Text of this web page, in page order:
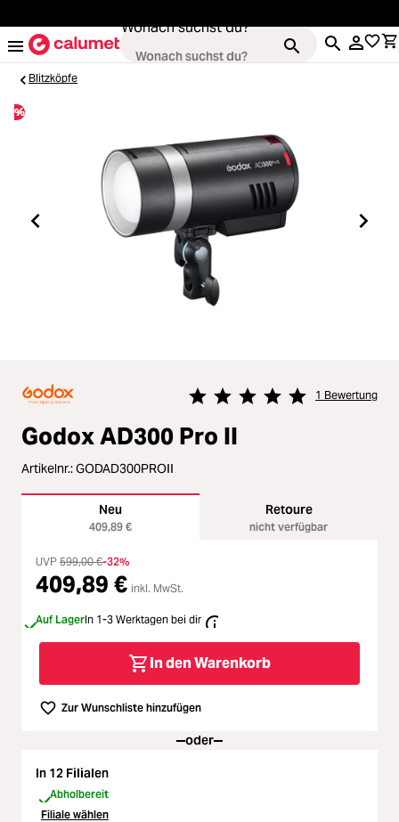
Wonach suchst du?
Kameras
Objektive
Loading...
Video & Drohnen
Stative & Gimbals
Loading...
Zubehör
Loading...
Licht & Studio
Bildbearbeitung
Ferngläser
Loading...
Loading...
Blitzköpfe
%
1 Bewertung
Godox AD300 Pro II
Artikelnr.:GODAD300PROII
Neu
409,89 €
Retoure
nicht verfügbar
UVP 599,00 €-32%
409,89 € inkl. MwSt.
Auf LagerIn 1-3 Werktagen bei dir
In den Warenkorb
Zur Wunschliste hinzufügen
oder
In 12 Filialen
Abholbereit
Filiale wählen